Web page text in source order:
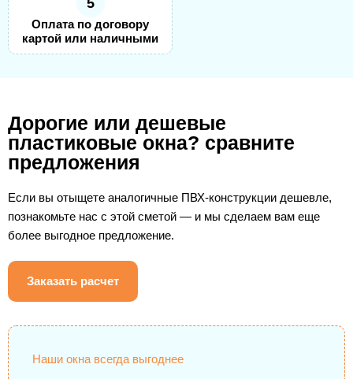
5
Оплата по договору
картой или наличными
Дорогие или дешевые
пластиковые окна? сравните
предложения
Если вы отыщете аналогичные ПВХ-конструкции дешевле,
познакомьте нас с этой сметой — и мы сделаем вам еще
более выгодное предложение.
Заказать расчет
Наши окна всегда выгоднее